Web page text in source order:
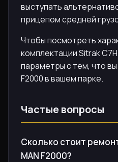
выступать
прицепом средней
Чтобы посмотреть
комплектации Sitrak
параметры с тем, что
F2000 в вашем парке.
Частые вопросы
Сколько стоит
MAN F2000?